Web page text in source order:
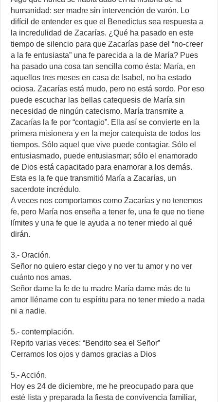
humanidad: ser madre sin intervención de varón. Lo
difícil de entender es que el Benedictus sea respuesta a
la incredulidad de Zacarías. ¿Qué ha pasado en este
tiempo de silencio para que Zacarías pase del “no-creer
a la fe entusiasta” una fe parecida a la de María? Pues
ha pasado una cosa tan sencilla como ésta: María, en
aquellos tres meses en casa de Isabel, no ha estado
ociosa. Zacarías está mudo, pero no está sordo. Por eso
puede escuchar las bellas catequesis de María sin
necesidad de ningún catecismo. María transmite a
Zacarías la fe por “contagio”. Ella así se convierte en la
primera misionera y en la mejor catequista de todos los
tiempos. Sólo aquel que vive puede contagiar. Sólo el
entusiasmado, puede entusiasmar; sólo el enamorado
de Dios está capacitado para enamorar a los demás.
Esta es la fe que transmitió María a Zacarías, un
sacerdote incrédulo.
A veces nos comportamos como Zacarías y no tenemos
fe, pero María nos enseña a tener fe, una fe que no tiene
límites y una fe que le ayuda a no tener miedo al qué
dirán.
3.- Oración.
Señor no quiero estar ciego y no ver tu amor y no ver
cuánto nos amas.
Señor dame la fe de tu madre María dame más de tu
amor lléname con tu espíritu para no tener miedo a nada
ni a nadie.
5.- contemplación.
Repito varias veces: “Bendito sea el Señor”
Cerramos los ojos y damos gracias a Dios
5.- Acción.
Hoy es 24 de diciembre, me he preocupado para que
esté lista y preparada la fiesta de convivencia familiar,